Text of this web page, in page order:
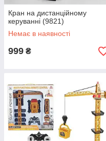
Кран на дистанційному
керуванні (9821)
Немає в наявності
999 ₴